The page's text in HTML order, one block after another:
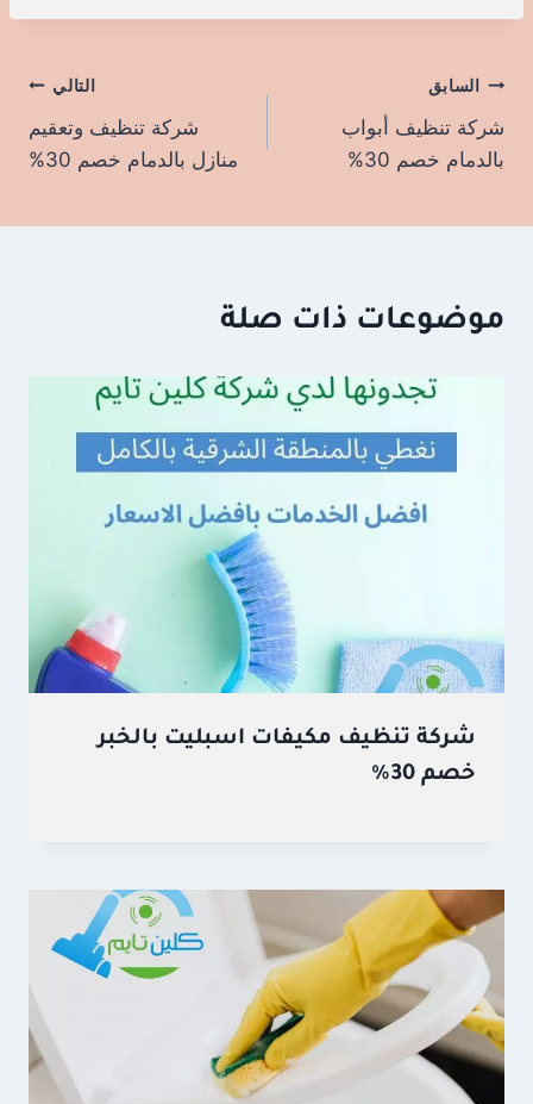
تصفّح
المقالات
السابق
شركة تنظيف أبواب
بالدمام خصم 30%
التالي
شركة تنظيف وتعقيم
منازل بالدمام خصم 30%
موضوعات ذات صلة
شركة تنظيف مكيفات اسبليت بالخبر
خصم 30%